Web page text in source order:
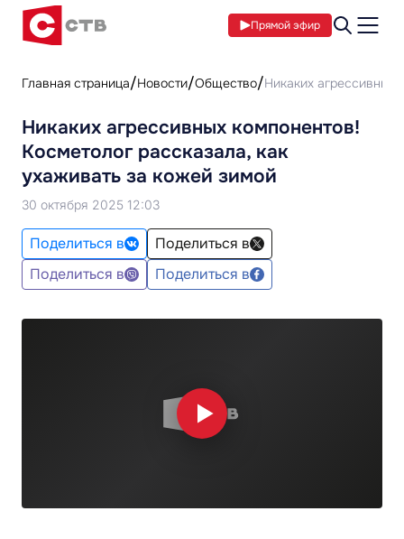
Прямой эфир
Главная страница Новости Общество Никаких агрессивных
Никаких агрессивных компонентов!
Косметолог рассказала, как
ухаживать за кожей зимой
30 октября 2025 12:03
Поделиться в
Поделиться в
Поделиться в
Поделиться в